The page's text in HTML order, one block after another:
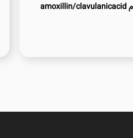
دیسک آنتی بیوگرام amoxillin/clavulanicacid